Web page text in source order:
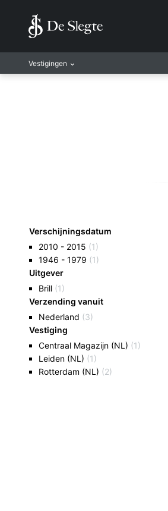
Vestigingen
Verschijningsdatum
2010 - 2015 (1)
1946 - 1979 (1)
Uitgever
Brill (1)
Verzending vanuit
Nederland (3)
Vestiging
Centraal Magazijn (NL) (1)
Leiden (NL) (1)
Rotterdam (NL) (2)